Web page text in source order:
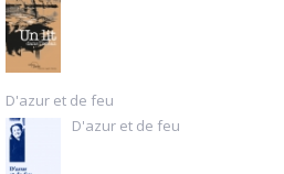
D'azur et de feu
D'azur et de feu